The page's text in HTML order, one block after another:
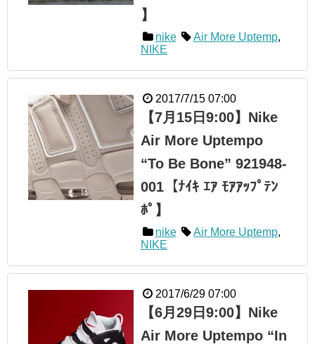
】
nike Air More Uptemp,
NIKE
2017/7/15 07:00
【7月15日9:00】Nike
Air More Uptempo
“To Be Bone” 921948-
001【ﾅｲｷ ｴｱ ﾓｱｱｯﾌﾟﾃﾝ
ﾎﾟ】
nike Air More Uptemp,
NIKE
2017/6/29 07:00
【6月29日9:00】Nike
Air More Uptempo “In